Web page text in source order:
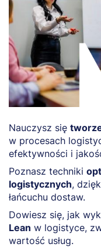
Nauczysz się
w procesach
efektywności i
Poznasz techniki
logistycznych,
łańcuchu dostaw.
Dowiesz się, jak
Lean w logistyce,
wartość usług.